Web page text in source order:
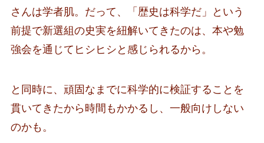
さんは学者肌。だって、「歴史は科学だ」という
前提で新選組の史実を紐解いてきたのは、本や勉
強会を通じてヒシヒシと感じられるから。
と同時に、頑固なまでに科学的に検証することを
貫いてきたから時間もかかるし、一般向けしない
のかも。